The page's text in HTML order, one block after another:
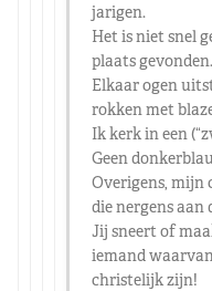
jarigen.
Het is niet snel
plaats gevonden.
Elkaar ogen
rokken met
Ik kerk in een
Geen
Overigens, mijn
die nergens aan
Jij sneert of
iemand
christelijk zijn!